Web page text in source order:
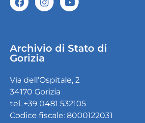
Archivio di Stato di
Gorizia
Via dell’Ospitale, 2
34170 Gorizia
tel. +39 0481 532105
Codice fiscale: 8000122031